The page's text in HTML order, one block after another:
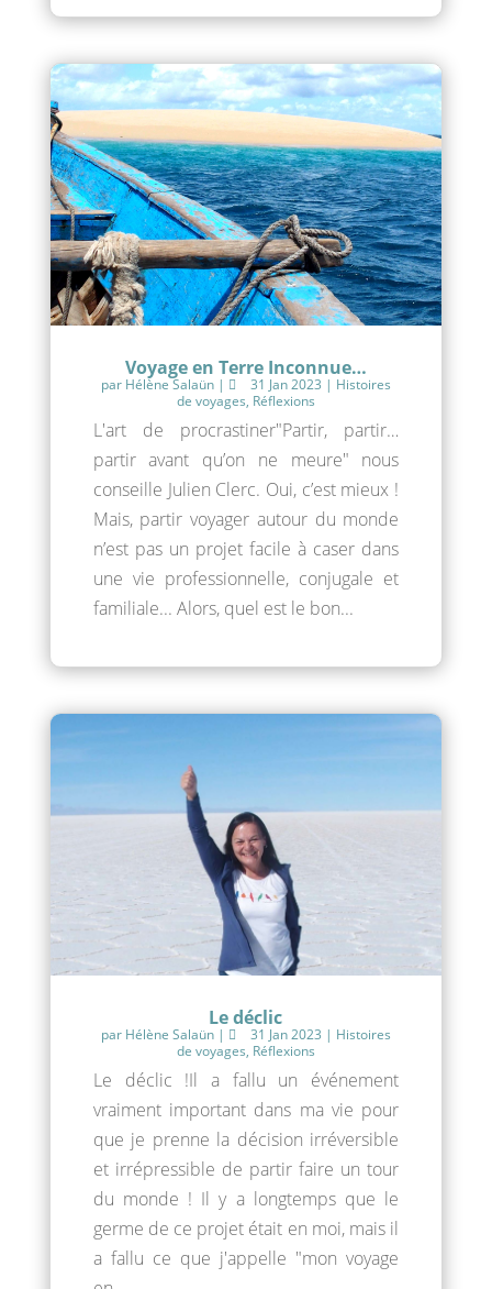
Voyage en Terre Inconnue…
par Hélène Salaün| 31 Jan 2023 | Histoires
de voyages, Réflexions
L'art de procrastiner"Partir, partir…
partir avant qu’on ne meure" nous
conseille Julien Clerc. Oui, c’est mieux !
Mais, partir voyager autour du monde
n’est pas un projet facile à caser dans
une vie professionnelle, conjugale et
familiale... Alors, quel est le bon...
Le déclic
par Hélène Salaün| 31 Jan 2023 | Histoires
de voyages, Réflexions
Le déclic !Il a fallu un événement
vraiment important dans ma vie pour
que je prenne la décision irréversible
et irrépressible de partir faire un tour
du monde ! Il y a longtemps que le
germe de ce projet était en moi, mais il
a fallu ce que j'appelle "mon voyage